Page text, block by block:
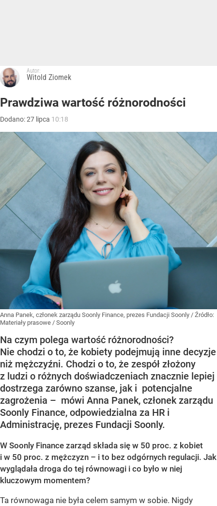
Autor:
Witold Ziomek
Prawdziwa wartość różnorodności
Dodano:27 lipca 10:18
Anna Panek, członek zarządu Soonly Finance, prezes Fundacji Soonly / Źródło:
Materiały prasowe / Soonly
Na czym polega wartość różnorodności?
Nie chodzi o to, że kobiety podejmują inne decyzje
niż mężczyźni. Chodzi o to, że zespół złożony
z ludzi o różnych doświadczeniach znacznie lepiej
dostrzega zarówno szanse, jak i potencjalne
zagrożenia – mówi Anna Panek, członek zarządu
Soonly Finance, odpowiedzialna za HR i
Administrację, prezes Fundacji Soonly.
W Soonly Finance zarząd składa się w 50 proc. z kobiet
i w 50 proc. z mężczyzn – i to bez odgórnych regulacji. Jak
wyglądała droga do tej równowagi i co było w niej
kluczowym momentem?
Ta równowaga nie była celem samym w sobie. Nigdy